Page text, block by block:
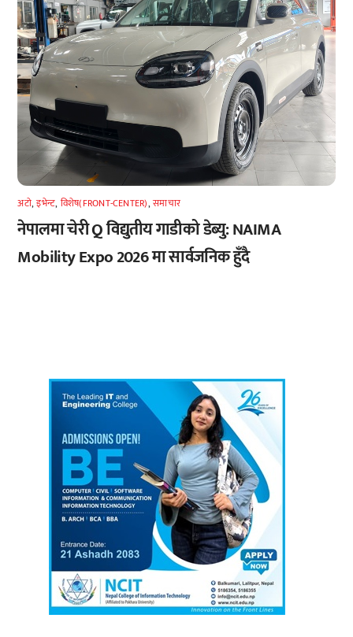
अटाे,इभेन्ट, विशेष(FRONT-CENTER),समाचार
नेपालमा चेरी Q विद्युतीय गाडीको डेब्यु: NAIMA
Mobility Expo 2026 मा सार्वजनिक हुँदै